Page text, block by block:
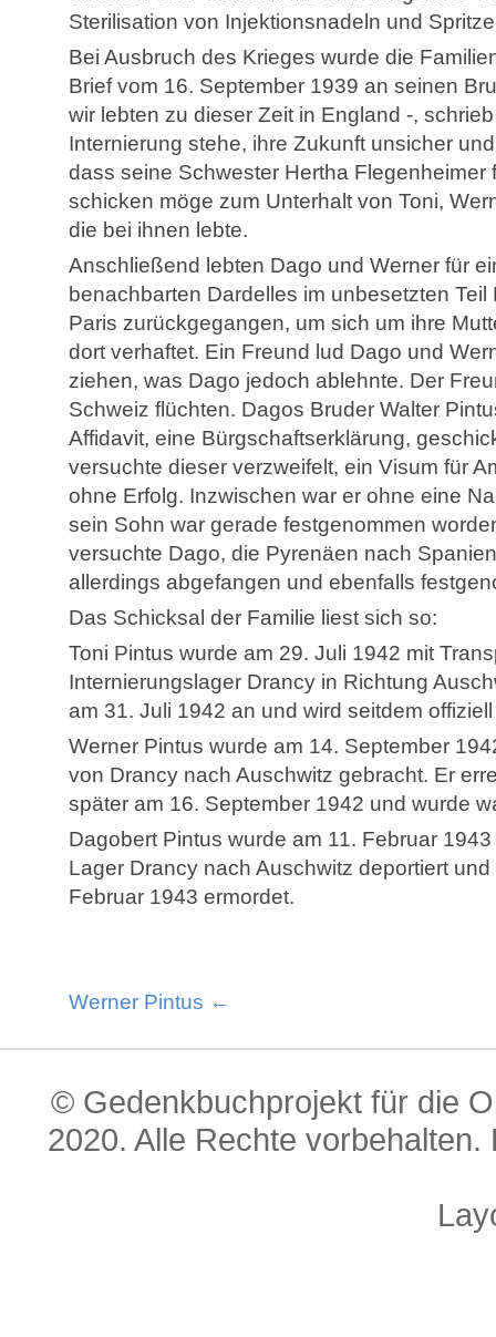
Sterilisation von Injektionsnadeln und
Bei Ausbruch des Krieges wurde die
Brief vom 16. September 1939 an seinen
wir lebten zu dieser Zeit in England -,
Internierung stehe, ihre Zukunft unsicher
dass seine Schwester Hertha Flegenheimer
schicken möge zum Unterhalt von Toni,
die bei ihnen lebte.
Anschließend lebten Dago und Werner für
benachbarten Dardelles im unbesetzten
Paris zurückgegangen, um sich um ihre
dort verhaftet. Ein Freund lud Dago und
ziehen, was Dago jedoch ablehnte. Der
Schweiz flüchten. Dagos Bruder Walter
Affidavit, eine Bürgschaftserklärung,
versuchte dieser verzweifelt, ein Visum für
ohne Erfolg. Inzwischen war er ohne eine
sein Sohn war gerade festgenommen
versuchte Dago, die Pyrenäen nach
allerdings abgefangen und ebenfalls
Das Schicksal der Familie liest sich so:
Toni Pintus wurde am 29. Juli 1942 mit
Internierungslager Drancy in Richtung
am 31. Juli 1942 an und wird seitdem
Werner Pintus wurde am 14. September
von Drancy nach Auschwitz gebracht. Er
später am 16. September 1942 und wurde
Dagobert Pintus wurde am 11. Februar
Lager Drancy nach Auschwitz deportiert
Februar 1943 ermordet.
Werner Pintus ←
© Gedenkbuchprojekt für die
2020. Alle Rechte